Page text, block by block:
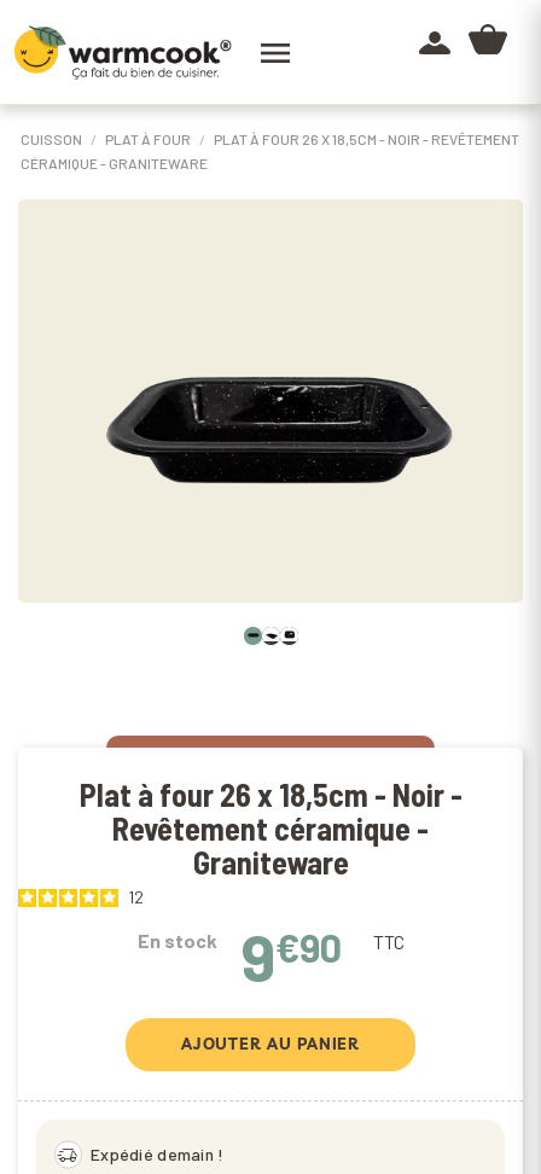

CUISSON PLAT À FOUR
PLAT À FOUR 26 X 18,5CM - NOIR - REVÊTEMENT
CÉRAMIQUE - GRANITEWARE
Plat à four 26 x 18,5cm - Noir -
Revêtement céramique -
Graniteware
12
En stock 9€90 TTC
AJOUTER AU PANIER
delivery_truck_speed Expédié demain !